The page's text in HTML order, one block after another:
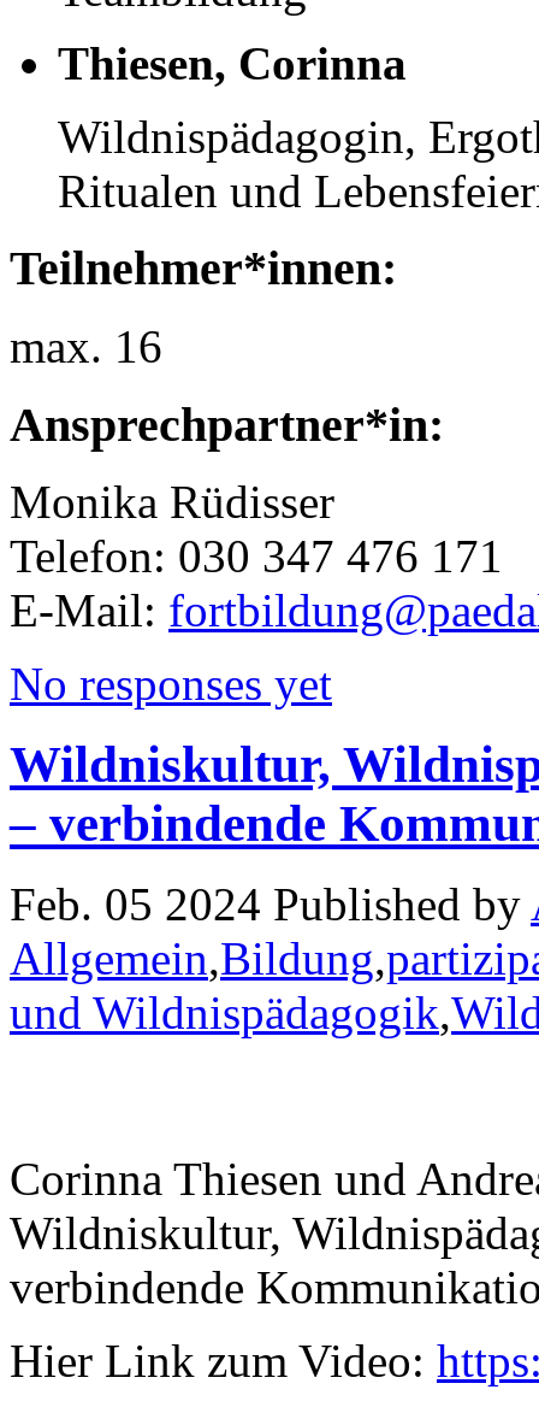
Thiesen, Corinna
Wildnispädagogin,
Ritualen und
Teilnehmer*innen:
max. 16
Ansprechpartner*in:
Monika Rüdisser
Telefon: 030 347 476 171
E-Mail:
No responses yet
Wildniskultur,
– verbindende
Feb. 05 2024 Published by
Allgemein,Bildung,
und Wildnispädagogik,
Corinna Thiesen und
Wildniskultur,
verbindende
Hier Link zum Video: